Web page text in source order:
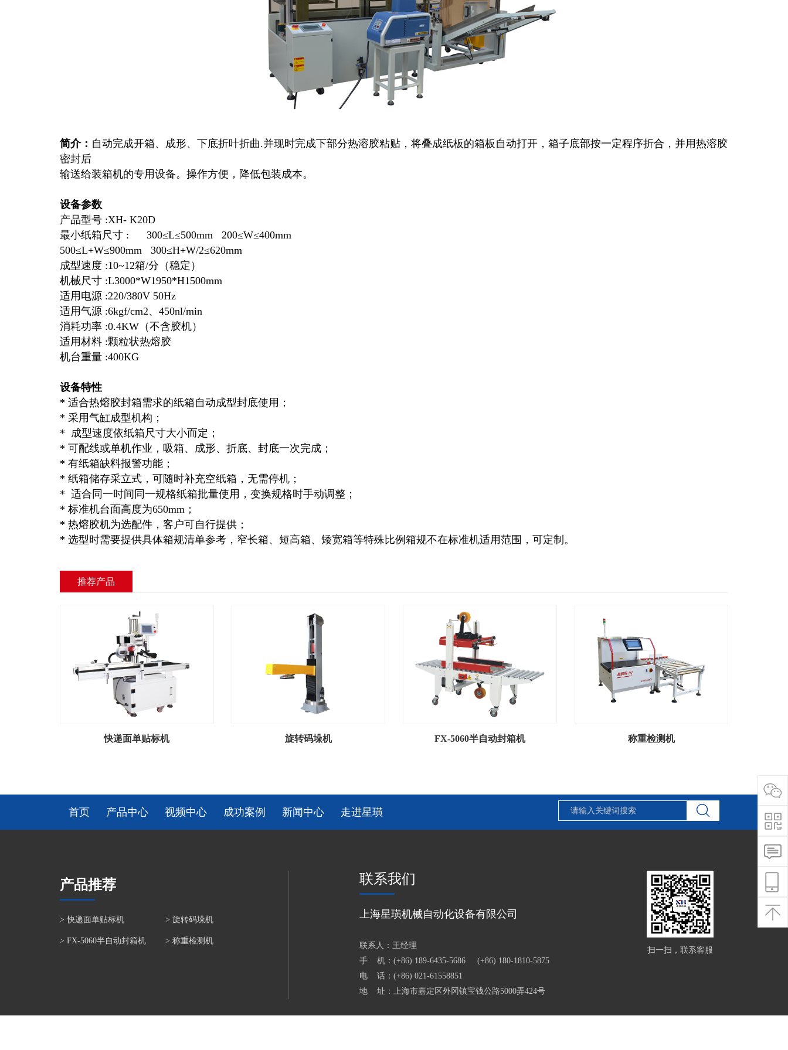
简介： 自动完成开箱、成形、下底折叶折曲.并现时完成下部分热溶胶粘贴，将叠成纸板的箱板自动打开，箱子底部按一定程序折合，并用热溶胶
密封后
输送给装箱机的专用设备。操作方便，降低包装成本。
设备参数
产品型号 :XH- K20D
最小纸箱尺寸 : 300≤L≤500mm 200≤W≤400mm
500≤L+W≤900mm 300≤H+W/2≤620mm
成型速度 :10~12箱/分（稳定）
机械尺寸 :L3000*W1950*H1500mm
适用电源 :220/380V 50Hz
适用气源 :6kgf/cm2、450nl/min
消耗功率 :0.4KW（不含胶机）
适用材料 :颗粒状热熔胶
机台重量 :400KG
设备特性
* 适合热熔胶封箱需求的纸箱自动成型封底使用；
* 采用气缸成型机构；
* 成型速度依纸箱尺寸大小而定；
* 可配线或单机作业，吸箱、成形、折底、封底一次完成；
* 有纸箱缺料报警功能；
* 纸箱储存采立式，可随时补充空纸箱，无需停机；
* 适合同一时间同一规格纸箱批量使用，变换规格时手动调整；
* 标准机台面高度为650mm；
* 热熔胶机为选配件，客户可自行提供；
* 选型时需要提供具体箱规清单参考，窄长箱、短高箱、矮宽箱等特殊比例箱规不在标准机适用范围，可定制。
推荐产品
快递面单贴标机 旋转码垛机 FX-5060半自动封箱机 称重检测机
首页 产品中心 视频中心 成功案例 新闻中心 走进星璜
产品推荐
>快递面单贴标机 > 旋转码垛机
> FX-5060半自动封箱机 > 称重检测机
联系我们
上海星璜机械自动化设备有限公司
联系人：王经理
手 机：(+86) 189-6435-5686 (+86) 180-1810-5875
电 话：(+86) 021-61558851
地 址：上海市嘉定区外冈镇宝钱公路5000弄424号
扫一扫，联系客服